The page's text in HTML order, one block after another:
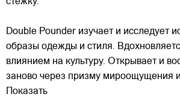
Double Pounder изучает и исследует
образы одежды и стиля.
влиянием на культуру. Открывает и
заново через призму мироощущения
Показать